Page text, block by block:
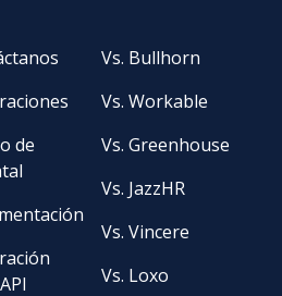
de
Vs. Bullhorn
Vs. Workable
Vs. Greenhouse
Vs. JazzHR
Vs. Vincere
Vs. Loxo